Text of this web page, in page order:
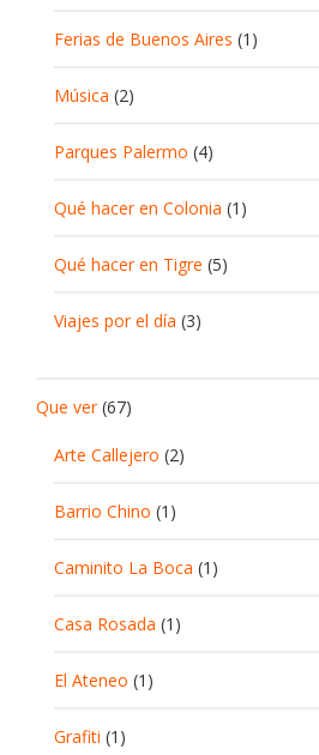
Ferias de Buenos Aires (1)
Música (2)
Parques Palermo (4)
Qué hacer en Colonia (1)
Qué hacer en Tigre (5)
Viajes por el día (3)
Que ver(67)
Arte Callejero (2)
Barrio Chino (1)
Caminito La Boca (1)
Casa Rosada (1)
El Ateneo (1)
Grafiti (1)